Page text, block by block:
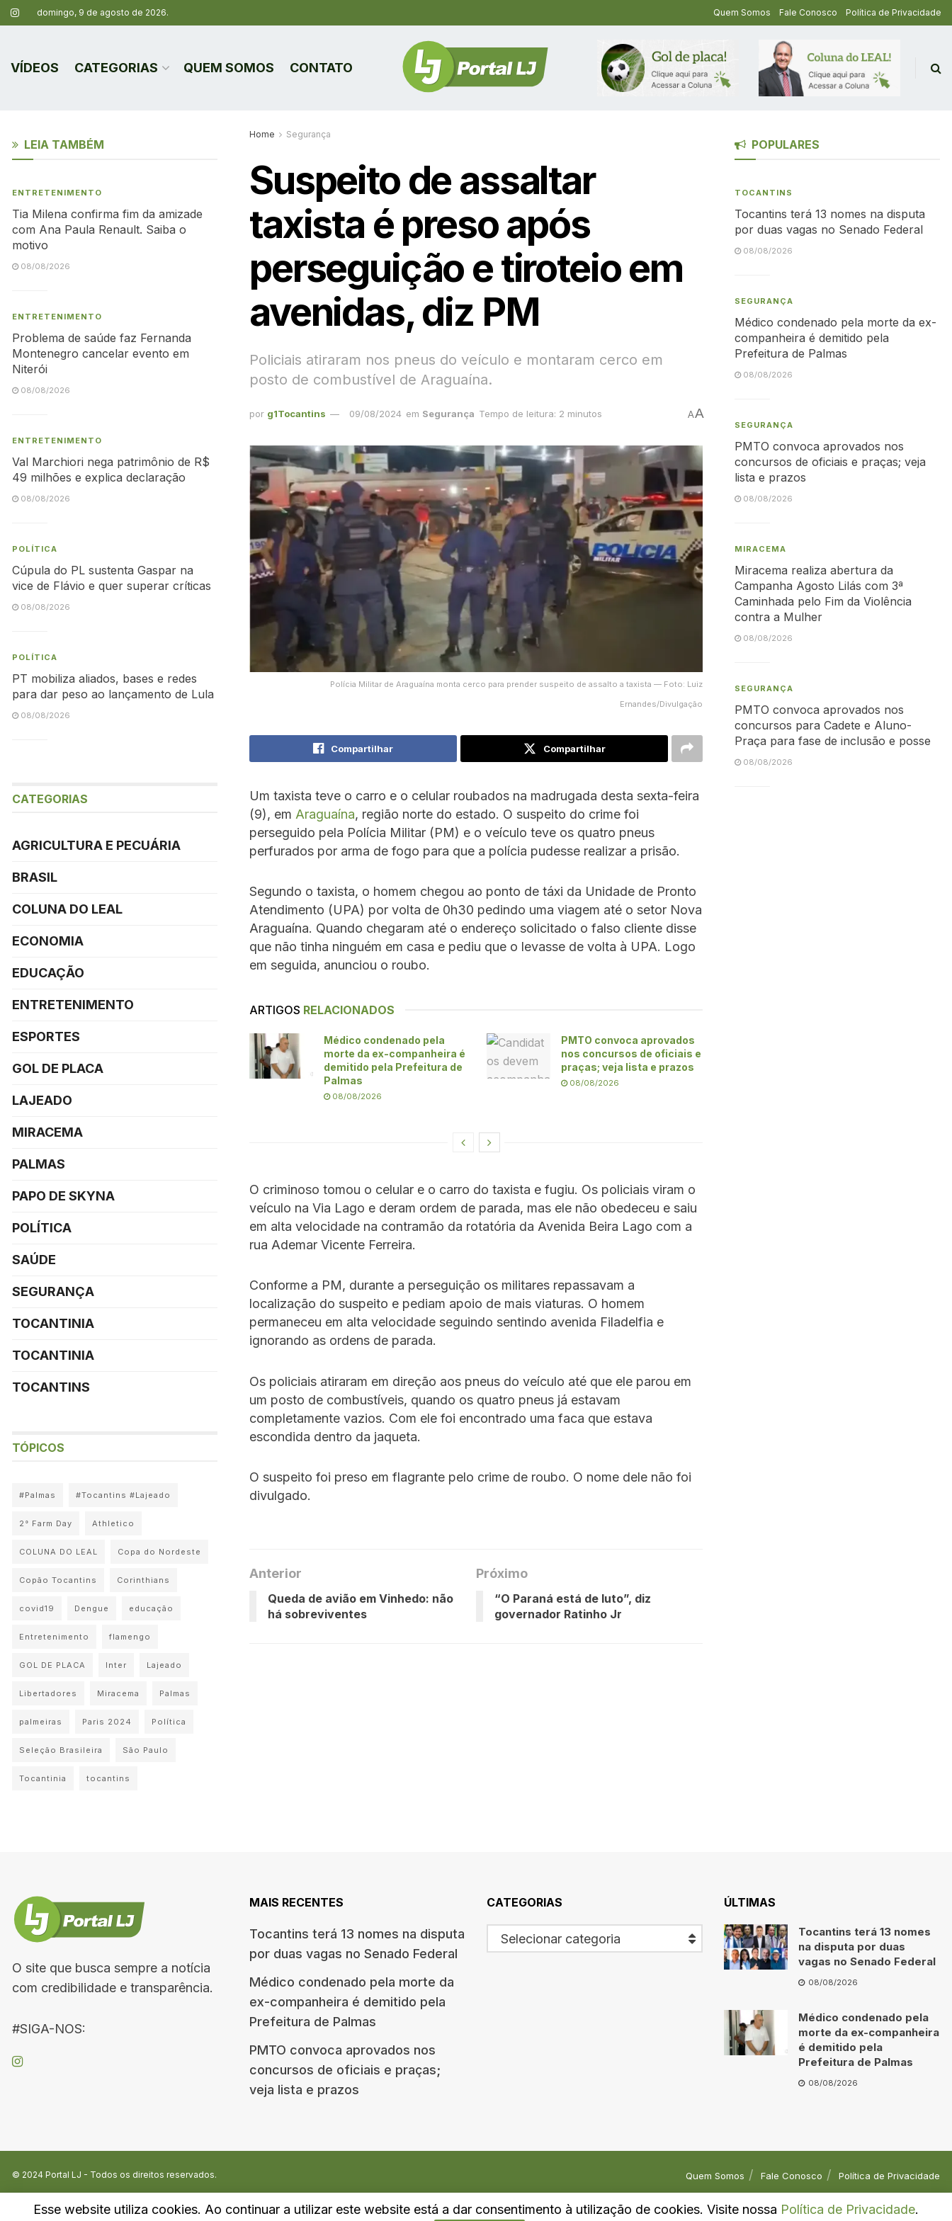
domingo, 9 de agosto de 2026. Quem Somos Fale Conosco Política de Privacidade
VÍDEOS CATEGORIAS QUEM SOMOS CONTATO
Home Segurança
Suspeito de assaltar
taxista é preso após
perseguição e tiroteio em
avenidas, diz PM
Policiais atiraram nos pneus do veículo e montaram cerco em
posto de combustível de Araguaína.
por g1Tocantins 09/08/2024 em Segurança Tempo de leitura: 2 minutos AA
Polícia Militar de Araguaína monta cerco para prender suspeito de assalto a taxista — Foto: Luiz
Ernandes/Divulgação
Compartilhar Compartilhar
Um taxista teve o carro e o celular roubados na madrugada desta sexta-feira
(9), em Araguaína, região norte do estado. O suspeito do crime foi
perseguido pela Polícia Militar (PM) e o veículo teve os quatro pneus
perfurados por arma de fogo para que a polícia pudesse realizar a prisão.
Segundo o taxista, o homem chegou ao ponto de táxi da Unidade de Pronto
Atendimento (UPA) por volta de 0h30 pedindo uma viagem até o setor Nova
Araguaína. Quando chegaram até o endereço solicitado o falso cliente disse
que não tinha ninguém em casa e pediu que o levasse de volta à UPA. Logo
em seguida, anunciou o roubo.
ARTIGOS RELACIONADOS
Médico condenado pela
morte da ex-companheira é
demitido pela Prefeitura de
Palmas
08/08/2026
PMTO convoca aprovados
nos concursos de oficiais e
praças; veja lista e prazos
08/08/2026
O criminoso tomou o celular e o carro do taxista e fugiu. Os policiais viram o
veículo na Via Lago e deram ordem de parada, mas ele não obedeceu e saiu
em alta velocidade na contramão da rotatória da Avenida Beira Lago com a
rua Ademar Vicente Ferreira.
Conforme a PM, durante a perseguição os militares repassavam a
localização do suspeito e pediam apoio de mais viaturas. O homem
permaneceu em alta velocidade seguindo sentindo avenida Filadelfia e
ignorando as ordens de parada.
Os policiais atiraram em direção aos pneus do veículo até que ele parou em
um posto de combustíveis, quando os quatro pneus já estavam
completamente vazios. Com ele foi encontrado uma faca que estava
escondida dentro da jaqueta.
O suspeito foi preso em flagrante pelo crime de roubo. O nome dele não foi
divulgado.
Anterior
Queda de avião em Vinhedo: não
há sobreviventes
Próximo
“O Paraná está de luto”, diz
governador Ratinho Jr
LEIA TAMBÉM
ENTRETENIMENTO
Tia Milena confirma fim da amizade
com Ana Paula Renault. Saiba o
motivo
08/08/2026
ENTRETENIMENTO
Problema de saúde faz Fernanda
Montenegro cancelar evento em
Niterói
08/08/2026
ENTRETENIMENTO
Val Marchiori nega patrimônio de R$
49 milhões e explica declaração
08/08/2026
POLÍTICA
Cúpula do PL sustenta Gaspar na
vice de Flávio e quer superar críticas
08/08/2026
POLÍTICA
PT mobiliza aliados, bases e redes
para dar peso ao lançamento de Lula
08/08/2026
CATEGORIAS
AGRICULTURA E PECUÁRIA
BRASIL
COLUNA DO LEAL
ECONOMIA
EDUCAÇÃO
ENTRETENIMENTO
ESPORTES
GOL DE PLACA
LAJEADO
MIRACEMA
PALMAS
PAPO DE SKYNA
POLÍTICA
SAÚDE
SEGURANÇA
TOCANTINIA
TOCANTINIA
TOCANTINS
TÓPICOS
#Palmas #Tocantins #Lajeado
2° Farm Day Athletico
COLUNA DO LEAL Copa do Nordeste
Copão Tocantins Corinthians
covid19 Dengue educação
Entretenimento flamengo
GOL DE PLACA Inter Lajeado
Libertadores Miracema Palmas
palmeiras Paris 2024 Política
Seleção Brasileira São Paulo
Tocantinia tocantins
POPULARES
TOCANTINS
Tocantins terá 13 nomes na disputa
por duas vagas no Senado Federal
08/08/2026
SEGURANÇA
Médico condenado pela morte da ex-
companheira é demitido pela
Prefeitura de Palmas
08/08/2026
SEGURANÇA
PMTO convoca aprovados nos
concursos de oficiais e praças; veja
lista e prazos
08/08/2026
MIRACEMA
Miracema realiza abertura da
Campanha Agosto Lilás com 3ª
Caminhada pelo Fim da Violência
contra a Mulher
08/08/2026
SEGURANÇA
PMTO convoca aprovados nos
concursos para Cadete e Aluno-
Praça para fase de inclusão e posse
08/08/2026
O site que busca sempre a notícia
com credibilidade e transparência.
#SIGA-NOS:
MAIS RECENTES
Tocantins terá 13 nomes na disputa
por duas vagas no Senado Federal
Médico condenado pela morte da
ex-companheira é demitido pela
Prefeitura de Palmas
PMTO convoca aprovados nos
concursos de oficiais e praças;
veja lista e prazos
CATEGORIAS
Selecionar categoria
ÚLTIMAS
Tocantins terá 13 nomes
na disputa por duas
vagas no Senado Federal
08/08/2026
Médico condenado pela
morte da ex-companheira
é demitido pela
Prefeitura de Palmas
08/08/2026
Quem Somos Fale Conosco Política de Privacidade
© 2024 Portal LJ - Todos os direitos reservados.
Esse website utiliza cookies. Ao continuar a utilizar este website está a dar consentimento à utilização de cookies. Visite nossa Política de Privacidade.